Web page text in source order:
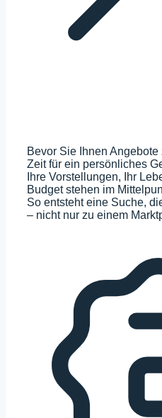
Bevor Sie Ihnen
Zeit für ein persönliches
Ihre Vorstellungen, Ihr
Budget stehen im
So entsteht eine Suche,
– nicht nur zu einem